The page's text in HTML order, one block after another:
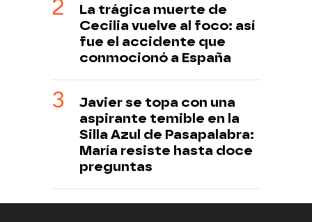
La trágica muerte de
Cecilia vuelve al foco: así
fue el accidente que
conmocionó a España
Javier se topa con una
aspirante temible en la
Silla Azul de Pasapalabra:
María resiste hasta doce
preguntas